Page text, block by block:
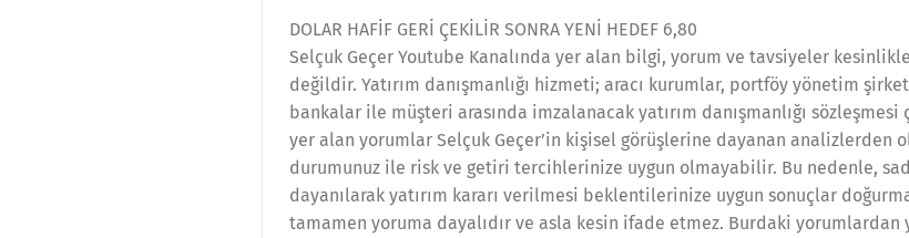
DOLAR HAFİF GERİ ÇEKİLİR SONRA YENİ HEDEF 6,80
Selçuk Geçer Youtube Kanalında yer alan bilgi, yorum ve tavsiyeler kesinlikle
değildir. Yatırım danışmanlığı hizmeti; aracı kurumlar, portföy yönetim
bankalar ile müşteri arasında imzalanacak yatırım danışmanlığı
yer alan yorumlar Selçuk Geçer’in kişisel görüşlerine dayanan analizlerden
durumunuz ile risk ve getiri tercihlerinize uygun olmayabilir. Bu nedenle,
dayanılarak yatırım kararı verilmesi beklentilerinize uygun sonuçlar
tamamen yoruma dayalıdır ve asla kesin ifade etmez. Burdaki yorumlardan